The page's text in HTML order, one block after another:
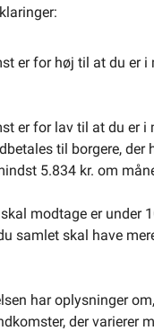
er for høj til at du er i
er for lav til at du er i
til borgere, der
5.834 kr. om
modtage er under
samlet skal have
har oplysninger
der varierer